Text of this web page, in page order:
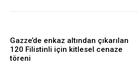
Gazze’de enkaz altından çıkarılan
120 Filistinli için kitlesel cenaze
töreni